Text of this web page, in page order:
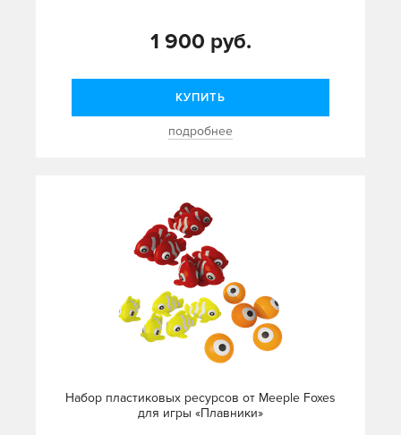
1 900 руб.
КУПИТЬ
подробнее
Набор пластиковых ресурсов от Meeple Foxes
для игры «Плавники»